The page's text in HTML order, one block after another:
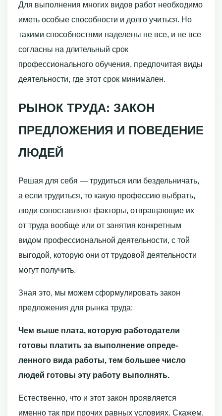
Для выполнения многих видов работ необходимо
иметь особые способности и долго учиться. Но
такими способностями наделены не все, и не все
согласны на длительный срок
профессионального обучения, предпочитая виды
деятельности, где этот срок минимален.
РЫНОК ТРУДА: ЗАКОН
ПРЕДЛОЖЕНИЯ И ПОВЕДЕНИЕ
ЛЮДЕЙ
Решая для себя — трудиться или бездельничать,
а если трудиться, то какую профессию выбрать,
люди сопоставляют факторы, отвращающие их
от труда вооб­ще или от занятия конкретным
видом профессиональной деятельности, с той
вы­годой, которую они от трудовой деятельности
могут получить.
Зная это, мы можем сформулировать закон
предложения для рынка труда:
Чем выше плата, которую работодатели
готовы платить за выполнение опреде­
ленного вида работы, тем большее число
людей готовы эту работу выполнять.
Естественно, что и этот закон проявляется
именно так при прочих равных ус­ловиях. Скажем,